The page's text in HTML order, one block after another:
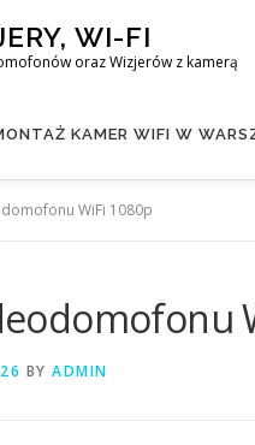
WI-FI
oraz Wizjerów z kamerą
KAMER WIFI W
WiFi 1080p
BY ADMIN